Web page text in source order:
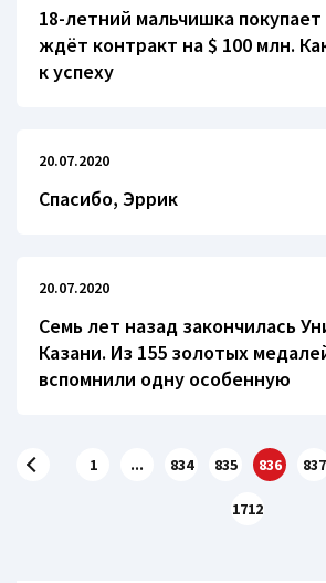
18-летний мальчишка
ждёт контракт на $ 100 млн.
к успеху
20.07.2020
Спасибо, Эррик
20.07.2020
Семь лет назад закончилась
Казани. Из 155 золотых
вспомнили одну особенную
1 ... 834 835 836 837
1712